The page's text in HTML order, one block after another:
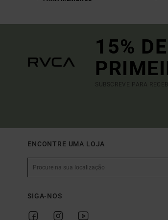
15%
SUBSCREVE PARA
ENCONTRE UMA LOJA
SIGA-NOS